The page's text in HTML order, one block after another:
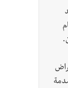
في عام